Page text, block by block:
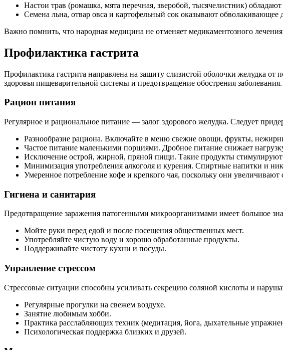
Настои трав (ромашка, мята перечная, зверобой, тысячелистник)
Семена льна, отвар овса и картофельный сок оказывают
Важно помнить, что народная медицина не отменяет медикаментозного лечения
Профилактика гастрита
Профилактика гастрита направлена на защиту слизистой оболочки желудка
здоровья пищеварительной системы и предотвращение обострения
Рацион питания
Регулярное и рациональное питание — залог здорового желудка. Следует
Разнообразие рациона. Включайте в меню свежие овощи, фрукты,
Частое питание маленькими порциями. Дробное питание снижает
Исключение острой, жирной, пряной пищи. Такие продукты
Минимизация употребления алкоголя и курения. Спиртные напитки и
Умеренное потребление кофе и крепкого чая, поскольку они
Гигиена и санитария
Предотвращение заражения патогенными микроорганизмами имеет большое
Мойте руки перед едой и после посещения общественных мест.
Употребляйте чистую воду и хорошо обработанные продукты.
Поддерживайте чистоту кухни и посуды.
Управление стрессом
Стрессовые ситуации способны усиливать секрецию соляной кислоты и
Регулярные прогулки на свежем воздухе.
Занятие любимым хобби.
Практика расслабляющих техник (медитация, йога, дыхательные
Психологическая поддержка близких и друзей.